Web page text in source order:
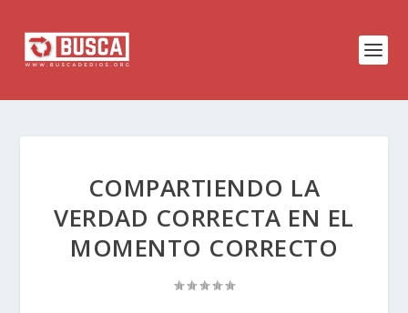
COMPARTIENDO LA
VERDAD CORRECTA EN EL
MOMENTO CORRECTO